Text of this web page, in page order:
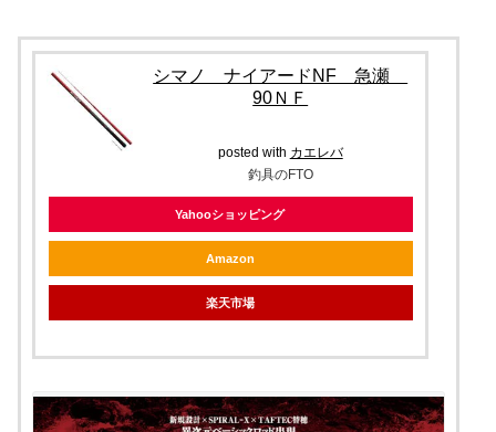
シマノ ナイアードNF 急瀬
90ＮＦ
posted with カエレバ
釣具のFTO
Yahooショッピング
Amazon
楽天市場